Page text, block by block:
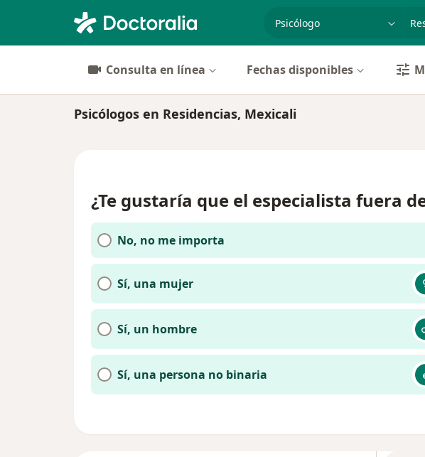
especialidad, enfermedad o
Consulta en línea Fechas disponibles
Psicólogos en Residencias, Mexicali
¿Te gustaría que el especialista fuera
No, no me importa
Sí, una mujer
Sí, un hombre
Sí, una persona no binaria